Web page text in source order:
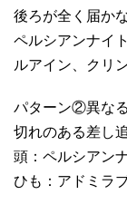
後ろが全く届か
ペルシアンナイ
ルアイン、クリ
パターン②異な
切れのある差し
頭：ペルシア
ひも：アドミラ